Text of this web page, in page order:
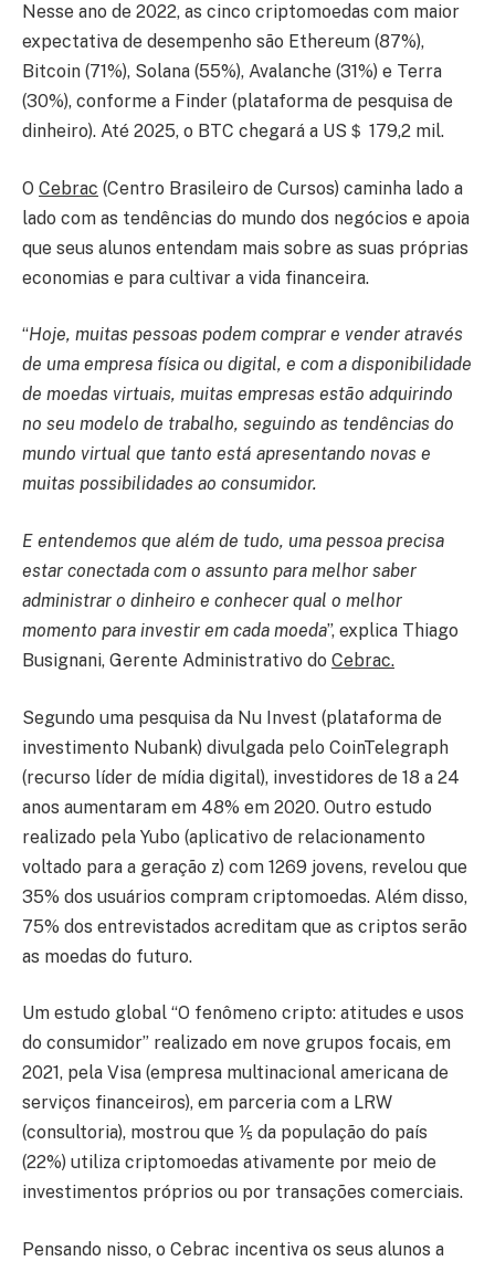
Nesse ano de 2022, as cinco criptomoedas com maior
expectativa de desempenho são Ethereum (87%),
Bitcoin (71%), Solana (55%), Avalanche (31%) e Terra
(30%), conforme a Finder (plataforma de pesquisa de
dinheiro). Até 2025, o BTC chegará a US＄ 179,2 mil.
O Cebrac (Centro Brasileiro de Cursos) caminha lado a
lado com as tendências do mundo dos negócios e apoia
que seus alunos entendam mais sobre as suas próprias
economias e para cultivar a vida financeira.
“Hoje, muitas pessoas podem comprar e vender através
de uma empresa física ou digital, e com a disponibilidade
de moedas virtuais, muitas empresas estão adquirindo
no seu modelo de trabalho, seguindo as tendências do
mundo virtual que tanto está apresentando novas e
muitas possibilidades ao consumidor.
E entendemos que além de tudo, uma pessoa precisa
estar conectada com o assunto para melhor saber
administrar o dinheiro e conhecer qual o melhor
momento para investir em cada moeda”, explica Thiago
Busignani, Gerente Administrativo do Cebrac.
Segundo uma pesquisa da Nu Invest (plataforma de
investimento Nubank) divulgada pelo CoinTelegraph
(recurso líder de mídia digital), investidores de 18 a 24
anos aumentaram em 48% em 2020. Outro estudo
realizado pela Yubo (aplicativo de relacionamento
voltado para a geração z) com 1269 jovens, revelou que
35% dos usuários compram criptomoedas. Além disso,
75% dos entrevistados acreditam que as criptos serão
as moedas do futuro.
Um estudo global “O fenômeno cripto: atitudes e usos
do consumidor” realizado em nove grupos focais, em
2021, pela Visa (empresa multinacional americana de
serviços financeiros), em parceria com a LRW
(consultoria), mostrou que ⅕ da população do país
(22%) utiliza criptomoedas ativamente por meio de
investimentos próprios ou por transações comerciais.
Pensando nisso, o Cebrac incentiva os seus alunos a